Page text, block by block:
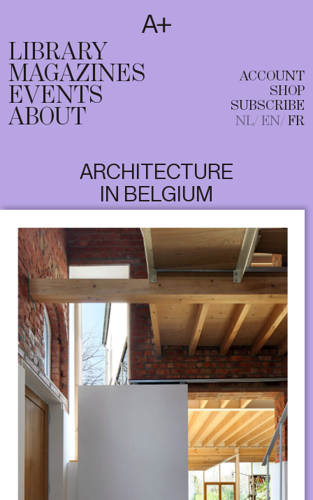
T
EN FR
LIBRARY
MAGAZINES
EVENTS
ABOUT
ACCOUNT
SHOP
SUBSCRIBE
NL EN FR
ARCHITECTURE
IN BELGIUM